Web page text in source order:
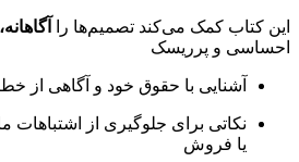
این کتاب کمک می‌کند تصمیم‌ها را
احساسی و پرریسک
آشنایی با حقوق خود و آگاهی از
نکاتی برای جلوگیری از اشتباهات
یا فروش